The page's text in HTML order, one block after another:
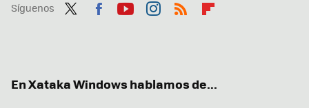
Síguenos
En Xataka Windows hablamos de...